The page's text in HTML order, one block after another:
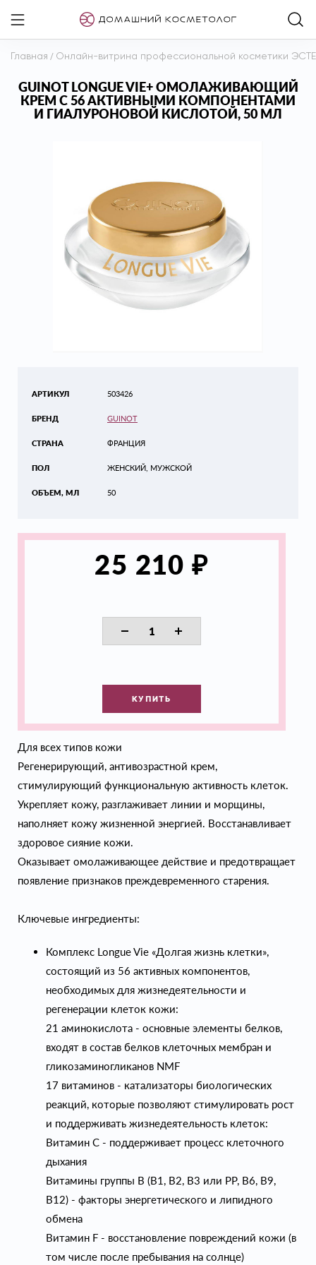
Главная / Онлайн-витрина профессиональной косметики
GUINOT LONGUE VIE+ ОМОЛАЖИВАЮЩИЙ
КРЕМ C 56 АКТИВНЫМИ КОМПОНЕНТАМИ
И ГИАЛУРОНОВОЙ КИСЛОТОЙ, 50 МЛ
АРТИКУЛ
БРЕНД
СТРАНА
ПОЛ
ОБЪЕМ, МЛ
503426
GUINOT
ФРАНЦИЯ
ЖЕНСКИЙ, МУЖСКОЙ
50
25 210₽
КУПИТЬ
Для всех типов кожи
Регенерирующий, антивозрастной крем,
стимулирующий функциональную активность клеток.
Укрепляет кожу, разглаживает линии и морщины,
наполняет кожу жизненной энергией. Восстанавливает
здоровое сияние кожи.
Оказывает омолаживающее действие и предотвращает
появление признаков преждевременного старения.
Ключевые ингредиенты:
Комплекс Longue Vie «Долгая жизнь клетки»,
состоящий из 56 активных компонентов,
необходимых для жизнедеятельности и
регенерации клеток кожи:
21 аминокислота - основные элементы белков,
входят в состав белков клеточных мембран и
гликозаминогликанов NMF
17 витаминов - катализаторы биологических
реакций, которые позволяют стимулировать рост
и поддерживать жизнедеятельность клеток:
Витамин С - поддерживает процесс клеточного
дыхания
Витамины группы В (В1, В2, В3 или PP, В6, В9,
В12) - факторы энергетического и липидного
обмена
Витамин F - восстановление повреждений кожи (в
том числе после пребывания на солнце)